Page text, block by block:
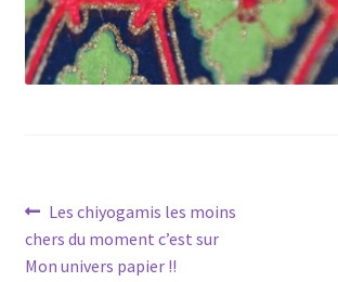
Navigation
de
Article
précédent :
Les chiyogamis les moins
chers du moment c’est sur
Mon univers papier !!